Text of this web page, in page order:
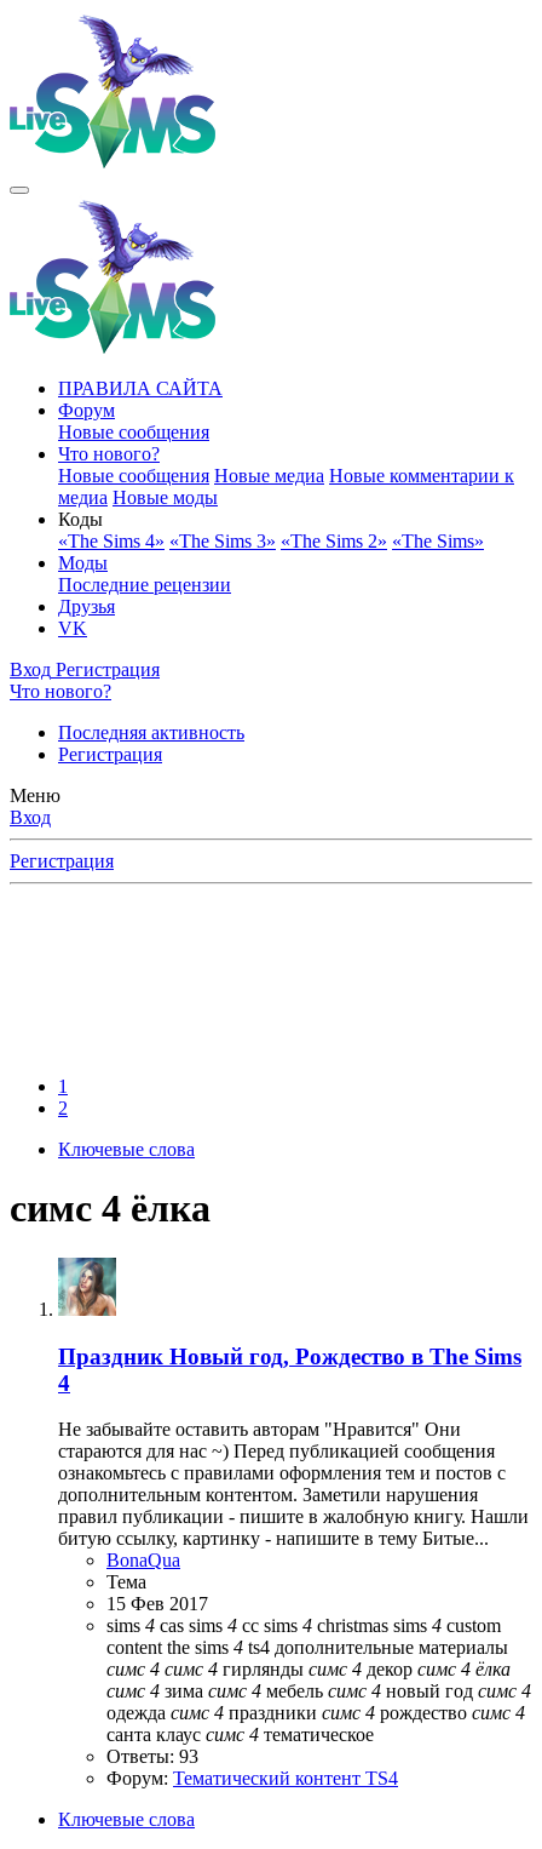
ПРАВИЛА САЙТА
Форум
Новые сообщения
Что нового?
Новые сообщения Новые медиа Новые комментарии к
медиа Новые моды
Коды
«The Sims 4» «The Sims 3» «The Sims 2» «The Sims»
Моды
Последние рецензии
Друзья
VK
Вход Регистрация
Что нового?
Последняя активность
Регистрация
Меню
Вход
Регистрация
1
2
Ключевые слова
симс 4 ёлка
Праздник Новый год, Рождество в The Sims
4
Не забывайте оставить авторам "Нравится" Они
стараются для нас ~) Перед публикацией сообщения
ознакомьтесь с правилами оформления тем и постов с
дополнительным контентом. Заметили нарушения
правил публикации - пишите в жалобную книгу. Нашли
битую ссылку, картинку - напишите в тему Битые...
BonaQua
Тема
15 Фев 2017
sims 4 cas sims 4 cc sims 4 christmas sims 4 custom
content the sims 4 ts4 дополнительные материалы
симс 4 симс 4 гирлянды симс 4 декор симс 4 ёлка
симс 4 зима симс 4 мебель симс 4 новый год симс 4
одежда симс 4 праздники симс 4 рождество симс 4
санта клаус симс 4 тематическое
Ответы: 93
Форум: Тематический контент TS4
Ключевые слова